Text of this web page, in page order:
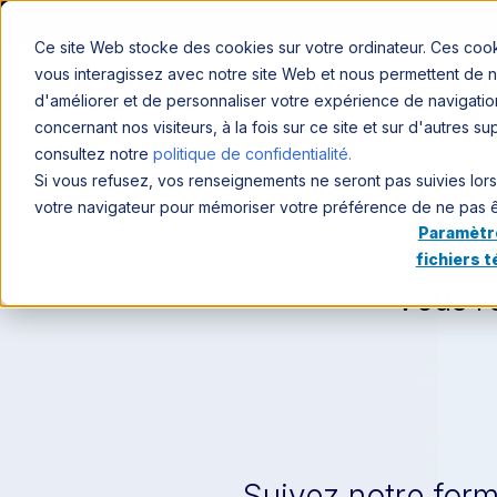
Ce site Web stocke des cookies sur votre ordinateur. Ces
vous interagissez avec notre site Web et nous permettent de
d'améliorer et de personnaliser votre expérience de
concernant nos visiteurs, à la fois sur ce site et sur d'autres
consultez notre politique de confidentialité.
Si vous refusez, vos renseignements ne seront pas suivies
votre navigateur pour mémoriser votre préférence de ne pas
fichiers
Vous